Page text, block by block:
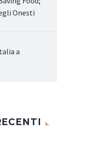
Onesti
a